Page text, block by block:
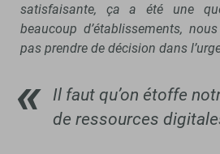
satisfaisante, ça a été une
beaucoup d’établissements,
pas prendre de décision dans
Il faut qu’on étoffe
de ressources